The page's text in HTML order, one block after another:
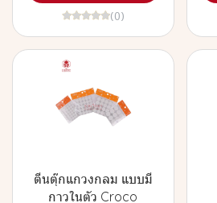
(0)
ตีนตุ๊กแกวงกลม แบบมี
กาวในตัว Croco